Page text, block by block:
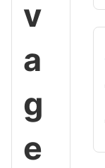
v
a
g
e